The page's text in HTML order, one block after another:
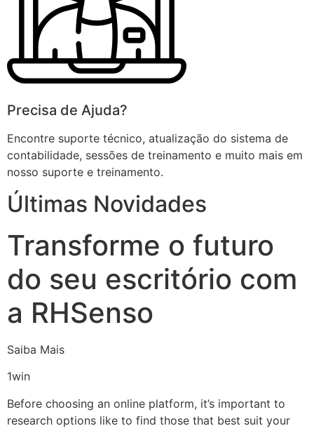
Precisa de Ajuda?
Encontre suporte técnico, atualização do sistema de
contabilidade, sessões de treinamento e muito mais em
nosso suporte e treinamento.
Últimas Novidades
Transforme o futuro
do seu escritório com
a RHSenso
Saiba Mais
1win
Before choosing an online platform, it’s important to
research options like to find those that best suit your